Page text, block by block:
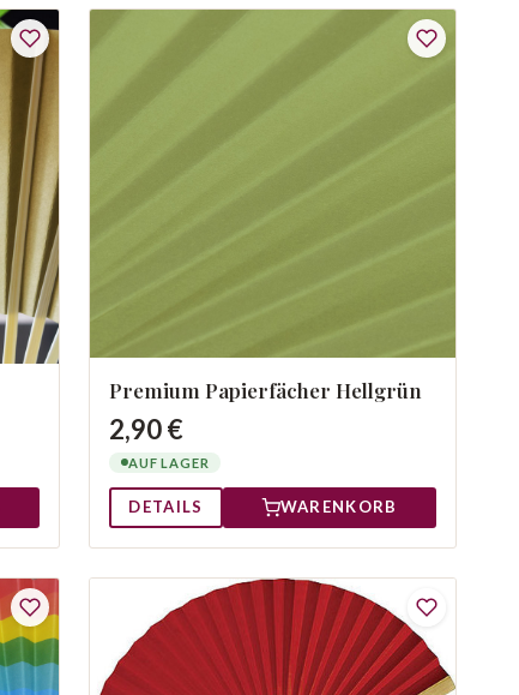
Premium Papierfächer Hellgrün
2,90 €
AUF LAGER
DETAILS WARENKORB